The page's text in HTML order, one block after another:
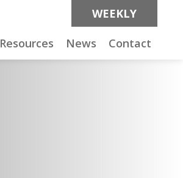
WEEKLY
Resources News Contact